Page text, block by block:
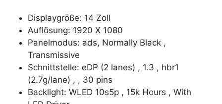
Displaygröße: 14 Zoll
Auflösung: 1920 X 1080
Panelmodus: ads, Normally Black ,
Transmissive
Schnittstelle: eDP (2 lanes) , 1.3 , hbr1
(2.7g/lane) , , 30 pins
Backlight: WLED 10s5p , 15k Hours , With